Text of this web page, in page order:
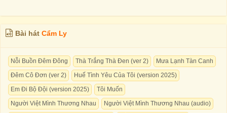
Bài hát Cẩm Ly
Nỗi Buồn Đêm Đông Thà Trắng Thà Đen (ver 2)
Mưa Lạnh Tàn Canh
Đêm Cô Đơn (ver 2)
Huế Tình Yêu Của Tôi (version 2025)
Em Đi Bộ Đội (version 2025)
Tôi Muốn
Người Việt Mình Thương Nhau
Người Việt Mình Thương Nhau (audio)